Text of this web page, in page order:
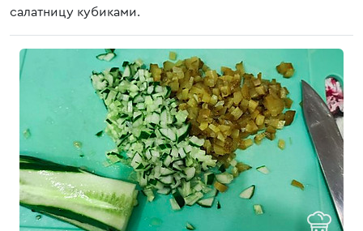
салатницу кубиками.